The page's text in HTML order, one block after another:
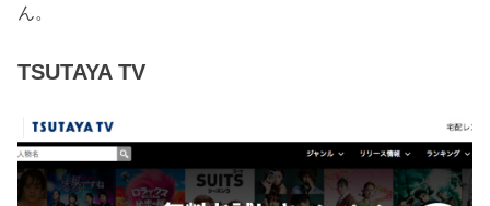
ん。
TSUTAYA TV